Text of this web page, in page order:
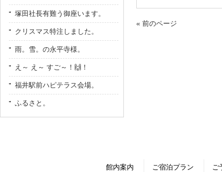
« 前のページ
塚田社長有難う御座います。
クリスマス特注しました。
雨。雪。の永平寺様。
え～ え～ すご～！🙌！
福井駅前ハピテラス会場。
ふるさと。
館内案内 ご宿泊プラン ご